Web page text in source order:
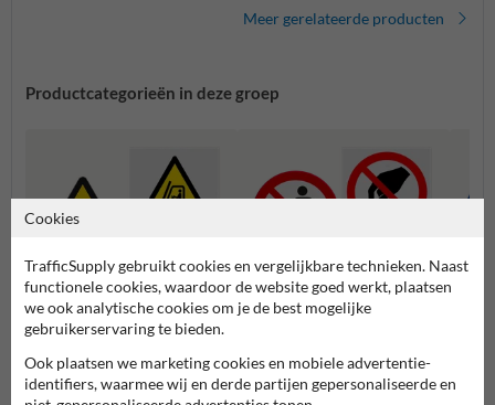
Meer gerelateerde producten
Productcategorieën in deze groep
Waarschuwingspictogramme
n
Verbodspictogrammen
Cookies
TrafficSupply gebruikt cookies en vergelijkbare technieken. Naast
functionele cookies, waardoor de website goed werkt, plaatsen
we ook analytische cookies om je de best mogelijke
gebruikerservaring te bieden.
Ook plaatsen we marketing cookies en mobiele advertentie-
identifiers, waarmee wij en derde partijen gepersonaliseerde en